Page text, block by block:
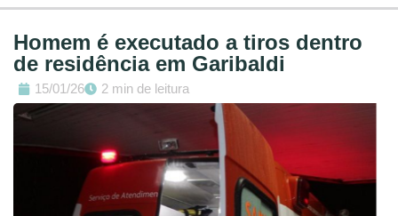
Homem é executado a tiros dentro
de residência em Garibaldi
15/01/26 2 min de leitura